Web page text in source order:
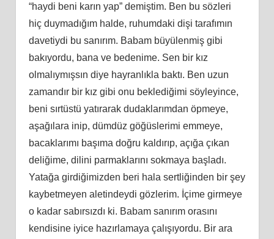
“haydi beni karın yap” demiştim. Ben bu sözleri
hiç duymadığım halde, ruhumdaki dişi tarafımın
davetiydi bu sanırım. Babam büyülenmiş gibi
bakıyordu, bana ve bedenime. Sen bir kız
olmalıymışsın diye hayranlıkla baktı. Ben uzun
zamandır bir kız gibi onu beklediğimi söyleyince,
beni sırtüstü yatırarak dudaklarımdan öpmeye,
aşağılara inip, dümdüz göğüslerimi emmeye,
bacaklarımı başıma doğru kaldırıp, açığa çıkan
deliğime, dilini parmaklarını sokmaya başladı.
Yatağa girdiğimizden beri hala sertliğinden bir şey
kaybetmeyen aletindeydi gözlerim. İçime girmeye
o kadar sabırsızdı ki. Babam sanırım orasını
kendisine iyice hazırlamaya çalışıyordu. Bir ara